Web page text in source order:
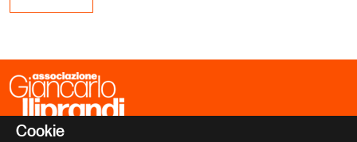
Cookie
Associazione Giancarlo Iliprandi